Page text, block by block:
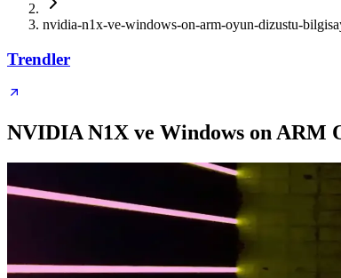
nvidia-n1x-ve-windows-on-arm-oyun-dizustu-
Trendler
NVIDIA N1X ve Windows on ARM